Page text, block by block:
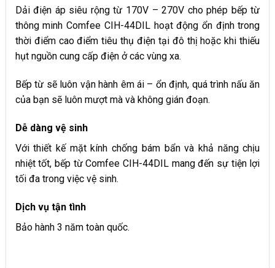
Dải điện áp siêu rộng từ 170V – 270V cho phép bếp từ
thông minh Comfee CIH-44DIL hoạt động ổn định trong
thời điểm cao điểm tiêu thụ điện tại đô thị hoặc khi thiếu
hụt nguồn cung cấp điện ở các vùng xa.
Bếp từ sẽ luôn vận hành êm ái – ổn định, quá trình nấu ăn
của bạn sẽ luôn mượt mà và không gián đoạn.
Dễ dàng vệ sinh​
Với thiết kế mặt kính chống bám bẩn và khả năng chịu
nhiệt tốt, bếp từ Comfee CIH-44DIL mang đến sự tiện lợi
tối đa trong việc vệ sinh.
Dịch vụ tận tình​
Bảo hành 3 năm toàn quốc​.